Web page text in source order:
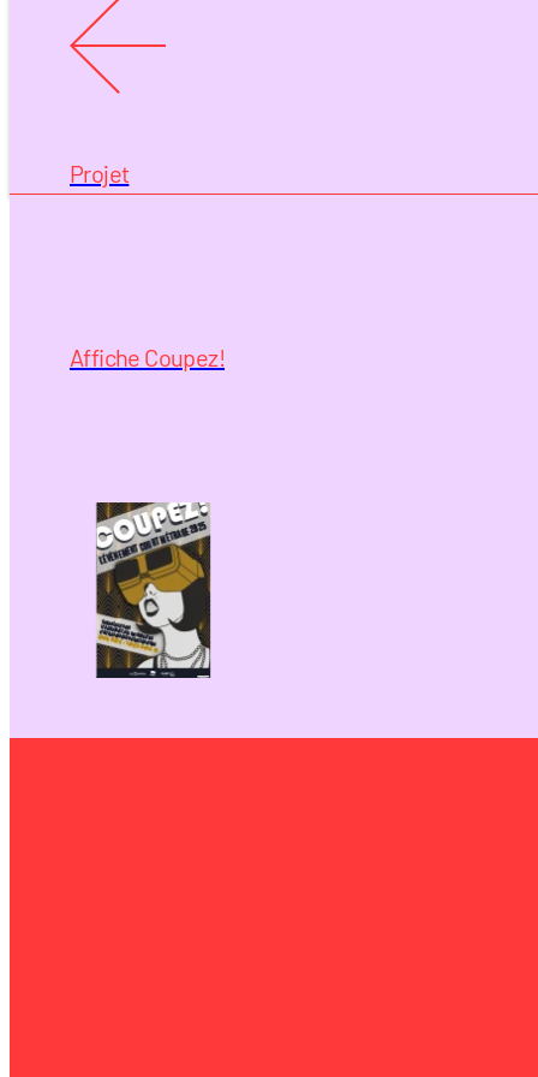
Projet
Affiche Coupez!